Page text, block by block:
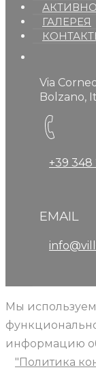
ГАЛЕРЕЯ
Via
Bolzano,
+39 348
EMAIL
Мы
информацию
"Политика